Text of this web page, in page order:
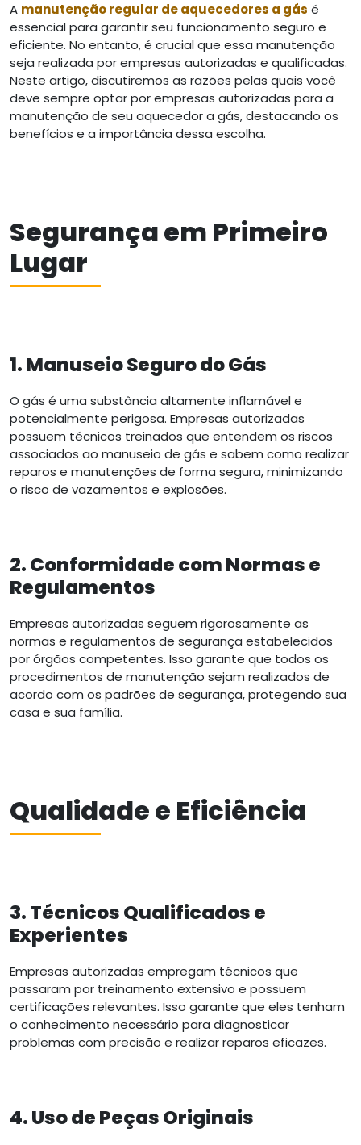
A manutenção regular de aquecedores a gás é
essencial para garantir seu funcionamento seguro e
eficiente. No entanto, é crucial que essa manutenção
seja realizada por empresas autorizadas e qualificadas.
Neste artigo, discutiremos as razões pelas quais você
deve sempre optar por empresas autorizadas para a
manutenção de seu aquecedor a gás, destacando os
benefícios e a importância dessa escolha.
Segurança em Primeiro
Lugar
1. Manuseio Seguro do Gás
O gás é uma substância altamente inflamável e
potencialmente perigosa. Empresas autorizadas
possuem técnicos treinados que entendem os riscos
associados ao manuseio de gás e sabem como realizar
reparos e manutenções de forma segura, minimizando
o risco de vazamentos e explosões.
2. Conformidade com Normas e
Regulamentos
Empresas autorizadas seguem rigorosamente as
normas e regulamentos de segurança estabelecidos
por órgãos competentes. Isso garante que todos os
procedimentos de manutenção sejam realizados de
acordo com os padrões de segurança, protegendo sua
casa e sua família.
Qualidade e Eficiência
3. Técnicos Qualificados e
Experientes
Empresas autorizadas empregam técnicos que
passaram por treinamento extensivo e possuem
certificações relevantes. Isso garante que eles tenham
o conhecimento necessário para diagnosticar
problemas com precisão e realizar reparos eficazes.
4. Uso de Peças Originais